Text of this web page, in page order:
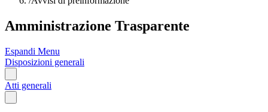
Amministrazione Trasparente
Espandi Menu
Disposizioni generali
Atti generali